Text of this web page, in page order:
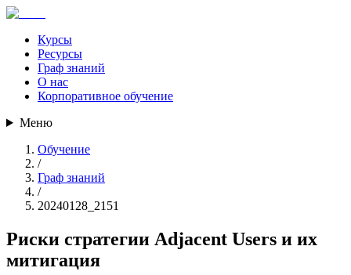
Курсы
Ресурсы
Граф знаний
О нас
Корпоративное обучение
Меню
Обучение
/
Граф знаний
/
20240128_2151
Риски стратегии Adjacent Users и их
митигация